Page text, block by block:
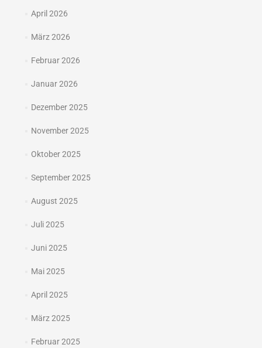
April 2026
März 2026
Februar 2026
Januar 2026
Dezember 2025
November 2025
Oktober 2025
September 2025
August 2025
Juli 2025
Juni 2025
Mai 2025
April 2025
März 2025
Februar 2025